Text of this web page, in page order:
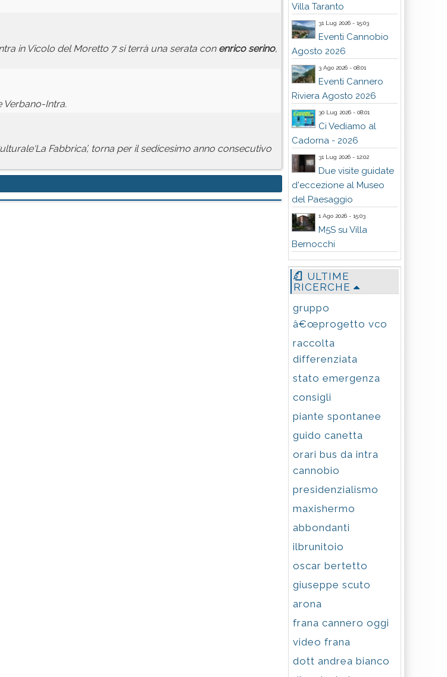
in Vicolo del Moretto 7 si terrà una serata con enrico serino,
Verbano-Intra.
Fabbrica’, torna per il sedicesimo anno consecutivo
Villa Taranto
31 Lug 2026 - 15:03
Eventi Cannobio
Agosto 2026
3 Ago 2026 - 08:01
Eventi Cannero
Riviera Agosto 2026
30 Lug 2026 - 08:01
Ci Vediamo al
Cadorna - 2026
31 Lug 2026 - 12:02
Due visite guidate
d'eccezione al Museo
del Paesaggio
1 Ago 2026 - 15:03
M5S su Villa
Bernocchi
ULTIME
RICERCHE
gruppo
â€œprogetto vco
raccolta
differenziata
stato emergenza
consigli
piante spontanee
guido canetta
orari bus da intra
cannobio
presidenzialismo
maxishermo
abbondanti
ilbrunitoio
oscar bertetto
giuseppe scuto
arona
frana cannero oggi
video frana
dott andrea bianco